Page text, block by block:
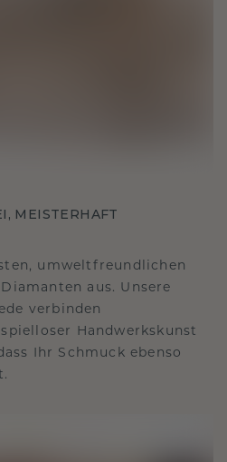
MEISTERHAFT
umweltfreundlichen
aus. Unsere
verbinden
Handwerkskunst
Ihr Schmuck ebenso